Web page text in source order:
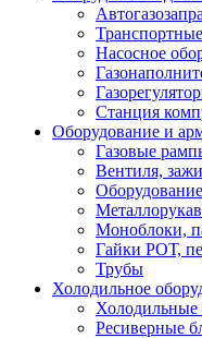
Насосное
Станция
Оборудование и
Газовые
Вентиля,
Моноблоки,
Гайки РОТ,
Трубы
Холодильное
Холодильные
Ресиверные